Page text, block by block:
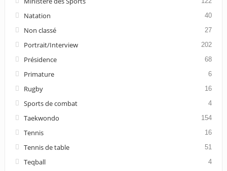
Natation 40
Non classé 27
Portrait/Interview 202
Présidence 68
Primature 6
Rugby 16
Sports de combat 4
Taekwondo 154
Tennis 16
Tennis de table 51
Teqball 4